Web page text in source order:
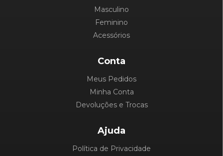
Masculino
Feminino
Acessórios
Conta
Meus Pedidos
Minha Conta
Devoluções e Trocas
Ajuda
Política de Privacidade